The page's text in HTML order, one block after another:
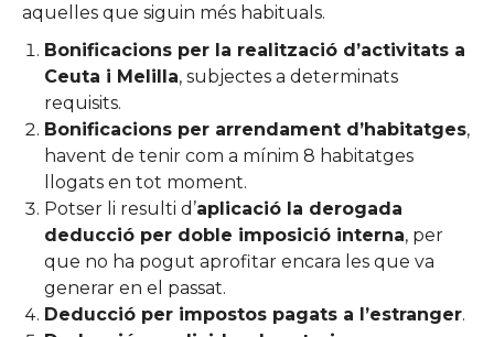
aquelles que siguin més habituals.
Bonificacions per la realització d’activitats a
Ceuta i Melilla, subjectes a determinats
requisits.
Bonificacions per arrendament d’habitatges,
havent de tenir com a mínim 8 habitatges
llogats en tot moment.
Potser li resulti d’aplicació la derogada
deducció per doble imposició interna, per
que no ha pogut aprofitar encara les que va
generar en el passat.
Deducció per impostos pagats a l’estranger.